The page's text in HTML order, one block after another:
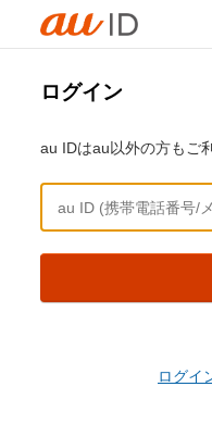
ログイン
au IDはau以外の方もご
ログイ